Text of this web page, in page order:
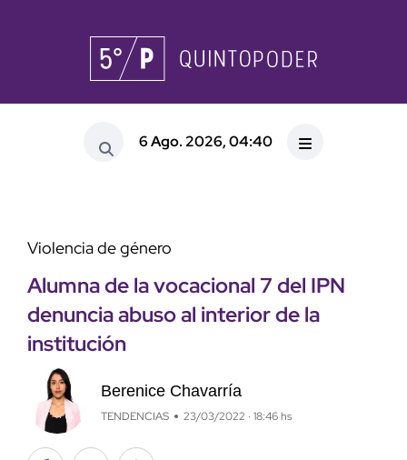
6 Ago. 2026, 04:40
Violencia de género
Alumna de la vocacional 7 del IPN
denuncia abuso al interior de la
institución
Berenice Chavarría
TENDENCIAS 23/03/2022 · 18:46 hs